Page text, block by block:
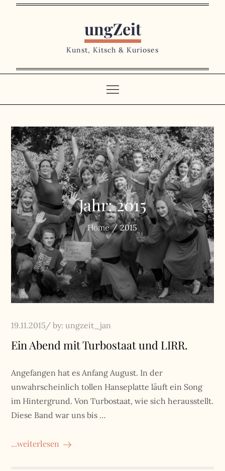
ungZeit
Kunst, Kitsch & Kurioses
Jahr:2015
Home 2015
Posted
on
19.11.2015 by:ungzeit_jan
Ein Abend mit Turbostaat und LIRR.
Angefangen hat es Anfang August. In der
unwahrscheinlich tollen Hanseplatte läuft ein Song
im Hintergrund. Von Turbostaat, wie sich herausstellt.
Diese Band war uns bis …
...weiterlesen